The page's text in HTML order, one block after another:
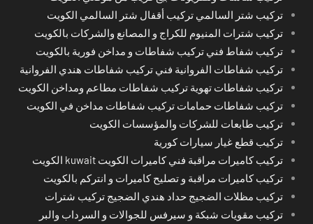
تركيب شتر السالمي تركيب أقفال شتر السالمي الكويت
تركيب شترات المنيوم للكراج و المصانع والشركات بالكويت
تركيب شفاط فني تركيب شفاطات و مداخن فورية بالكويت
تركيب شفاطات الفروانية فني تركيب شفاطات هندي الفروانية
تركيب شفاطات تهوية تركيب شفاطات مطاعم ومداخن الكويت
تركيب شفاطات حمامات تركيب شفاطات مداخن في الكويت
تركيب طابعات للشركات والمؤسسات الكويت
تركيب قطع غيار سيارات كورية
تركيب كاميرات مراقبة فني كاميرات الكويت kuwait الكويت
تركيب كاميرات مراقبة و تصليح كاميرات و انتركم بالكويت
تركيب مظلات الضجيج حداد هندي الضجيج تركيب شترات
تركيب مقويات شبكة و سيرفس للجوالات و السرداب والبر